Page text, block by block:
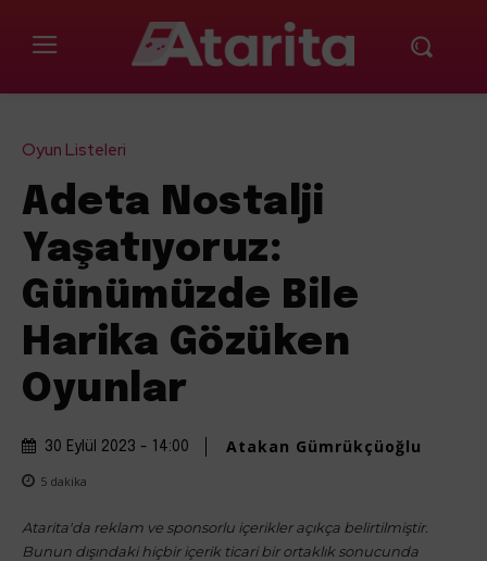
Oyun Listeleri
Adeta Nostalji
Yaşatıyoruz:
Günümüzde Bile
Harika Gözüken
Oyunlar
30 Eylül 2023 - 14:00 Atakan Gümrükçüoğlu
5 dakika
Atarita'da reklam ve sponsorlu içerikler açıkça belirtilmiştir.
Bunun dışındaki hiçbir içerik ticari bir ortaklık sonucunda